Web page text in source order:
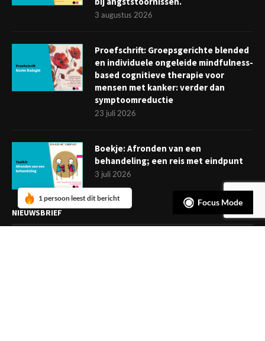
3 augustus 2026
Proefschrift: Groepsgerichte blended
en individuele ongeleide mindfulness-
based cognitieve therapie voor
mensen met kanker: verder dan
symptoomreductie
23 juli 2026
Boekje: Afronden van een
behandeling; een reis met eindpunt
3 juli 2026
NIEUWSBRIEF
Focus Mode
1 persoon leest dit bericht